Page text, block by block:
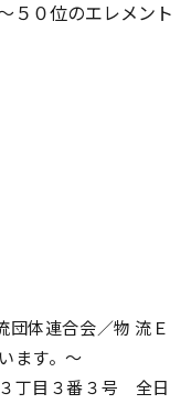
５０位のエレメント
団体連合会／物 流Ｅ
ます。～
丁目３番３号 全日